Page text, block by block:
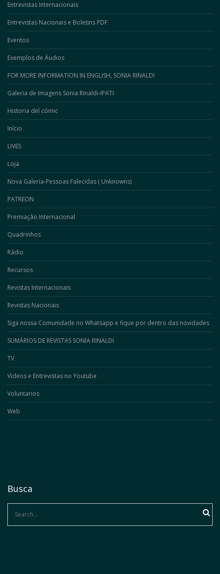
Entrevistas Internacionais
Entrevistas Nacionais e Boletins PDF
Eventos
Exemplos de Áudios
FOR MORE INFORMATION IN ENGLISH, SONIA RINALDI
Galeria de Imagens Sonia Rinaldi-IPATI
Historia del cómic
Início
LIVES
Loja
Nova Galeria-Pessoas Falecidas ( Unknowns)
PATREON
Premiação Internacional
Quadrinhos
Rádio
Recursos
Revistas Internacionais
Revistas Nacionais
Siga nossa Comunidade no Whatsapp e fique por dentro das novidades
SUMÁRIOS DE REVISTAS SONIA RINALDI
TV
Videos e Entrevistas no Youtube
Voluntarios
Web
Busca
Search